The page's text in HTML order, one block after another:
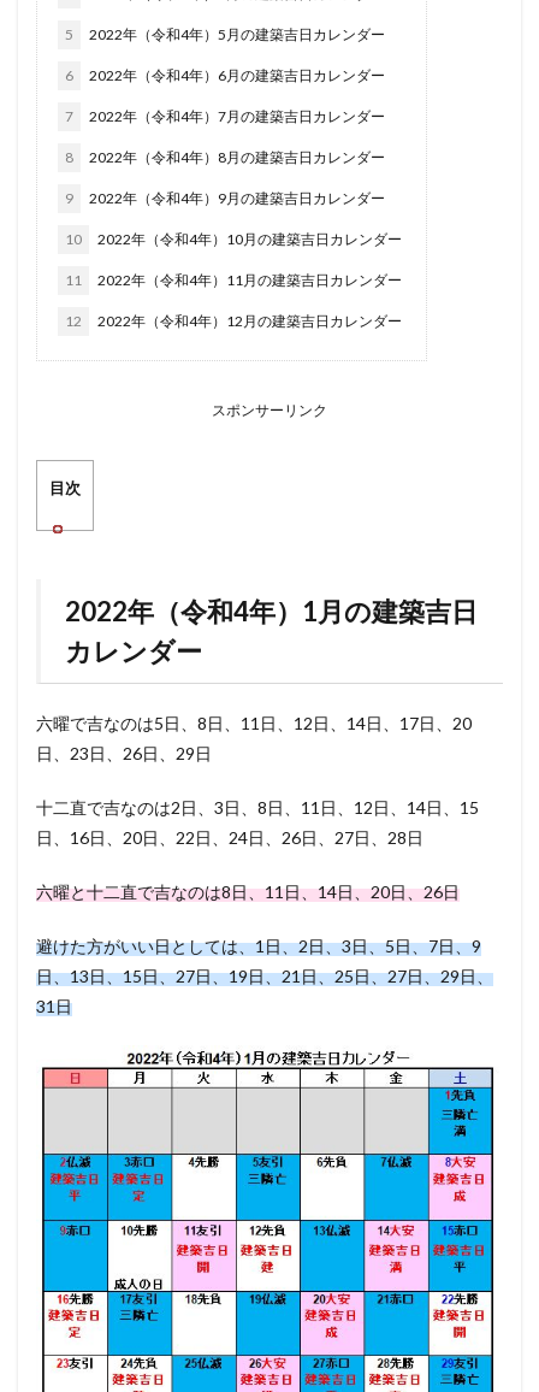
5 2022年（令和4年）5月の建築吉日カレンダー
6 2022年（令和4年）6月の建築吉日カレンダー
7 2022年（令和4年）7月の建築吉日カレンダー
8 2022年（令和4年）8月の建築吉日カレンダー
9 2022年（令和4年）9月の建築吉日カレンダー
10 2022年（令和4年）10月の建築吉日カレンダー
11 2022年（令和4年）11月の建築吉日カレンダー
12 2022年（令和4年）12月の建築吉日カレンダー
スポンサーリンク
目次
2022年（令和4年）1月の建築吉日
カレンダー
六曜で吉なのは5日、8日、11日、12日、14日、17日、20
日、23日、26日、29日
十二直で吉なのは2日、3日、8日、11日、12日、14日、15
日、16日、20日、22日、24日、26日、27日、28日
六曜と十二直で吉なのは8日、11日、14日、20日、26日
避けた方がいい日としては、1日、2日、3日、5日、7日、9
日、13日、15日、27日、19日、21日、25日、27日、29日、
31日